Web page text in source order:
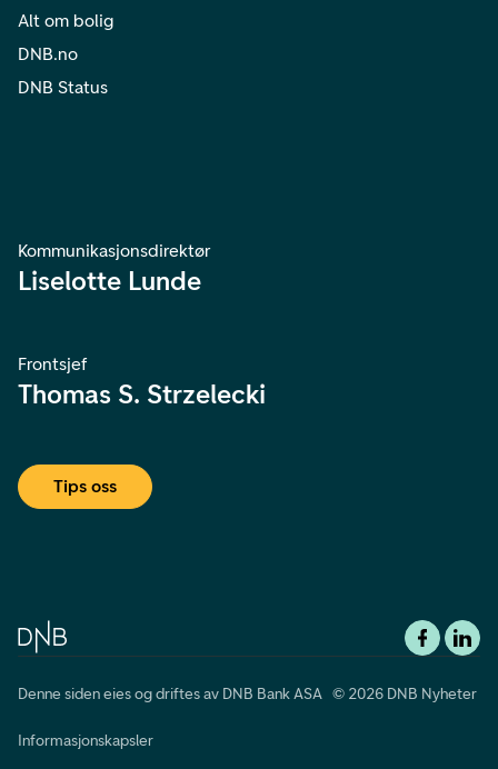
Alt om bolig
DNB.no
DNB Status
Kommunikasjonsdirektør
Liselotte Lunde
Frontsjef
Thomas S. Strzelecki
Tips oss
Denne siden eies og driftes av DNB Bank ASA © 2026 DNB Nyheter
Informasjonskapsler